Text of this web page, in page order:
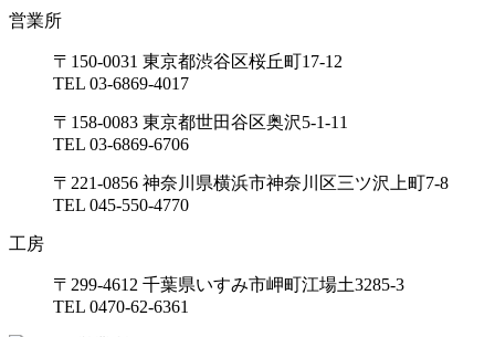
営業所
〒150-0031 東京都渋谷区桜丘町17-12
TEL 03-6869-4017
〒158-0083 東京都世田谷区奥沢5-1-11
TEL 03-6869-6706
〒221-0856 神奈川県横浜市神奈川区三ツ沢上町7-8
TEL 045-550-4770
工房
〒299-4612 千葉県いすみ市岬町江場土3285-3
TEL 0470-62-6361